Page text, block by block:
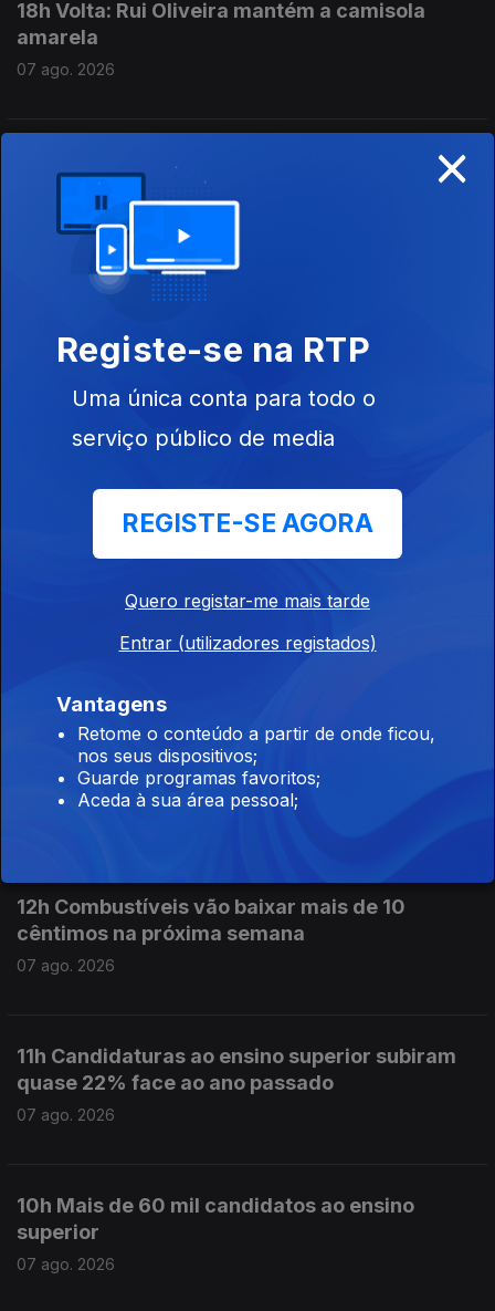
18h Volta: Rui Oliveira mantém a camisola
amarela
07 ago. 2026
17h Prestação Social Única promulgada com
aviso do Presidente
07 ago. 2026
reapreciações dos exames
07 ago. 2026
os resultados das reapreciações
14h IL considera que Luís Neves não tem
condições para continuar no cargo
13h Livre pede a Montenegro que se pronuncie
sobre auditoria aos mandatos de Luís Neves
12h Combustíveis vão baixar mais de 10
cêntimos na próxima semana
07 ago. 2026
11h Candidaturas ao ensino superior subiram
quase 22% face ao ano passado
07 ago. 2026
10h Mais de 60 mil candidatos ao ensino
superior
07 ago. 2026
×
Registe-se na RTP
Uma única conta para todo o
serviço público de media
REGISTE-SE AGORA
Quero registar-me mais tarde
Entrar (utilizadores registados)
Vantagens
Retome o conteúdo a partir de onde ficou,
nos seus dispositivos;
Guarde programas favoritos;
Aceda à sua área pessoal;